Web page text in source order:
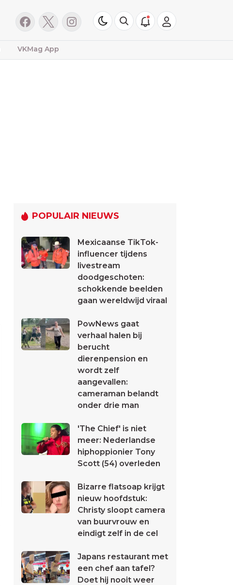
VKMag App
POPULAIR NIEUWS
Mexicaanse TikTok-
influencer tijdens
livestream
doodgeschoten:
schokkende beelden
gaan wereldwijd viraal
PowNews gaat
verhaal halen bij
berucht
dierenpension en
wordt zelf
aangevallen:
cameraman belandt
onder drie man
'The Chief' is niet
meer: Nederlandse
hiphoppionier Tony
Scott (54) overleden
Bizarre flatsoap krijgt
nieuw hoofdstuk:
Christy sloopt camera
van buurvrouw en
eindigt zelf in de cel
Japans restaurant met
een chef aan tafel?
Doet hij nooit weer